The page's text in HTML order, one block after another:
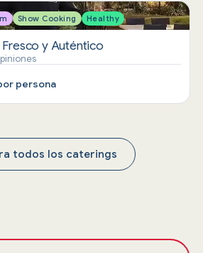
Show Cooking Healthy
y Auténtico
persona
todos los caterings